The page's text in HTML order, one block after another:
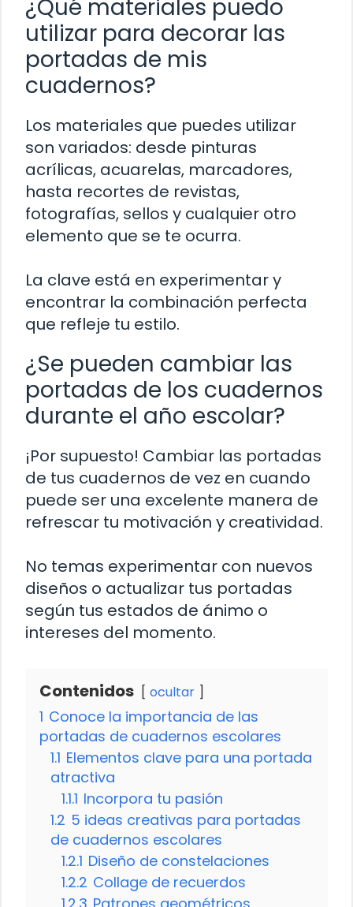
¿Qué materiales puedo
utilizar para decorar las
portadas de mis
cuadernos?
Los materiales que puedes utilizar
son variados: desde pinturas
acrílicas, acuarelas, marcadores,
hasta recortes de revistas,
fotografías, sellos y cualquier otro
elemento que se te ocurra.
La clave está en experimentar y
encontrar la combinación perfecta
que refleje tu estilo.
¿Se pueden cambiar las
portadas de los cuadernos
durante el año escolar?
¡Por supuesto! Cambiar las portadas
de tus cuadernos de vez en cuando
puede ser una excelente manera de
refrescar tu motivación y creatividad.
No temas experimentar con nuevos
diseños o actualizar tus portadas
según tus estados de ánimo o
intereses del momento.
Contenidos ocultar
1 Conoce la importancia de las
portadas de cuadernos escolares
1.1 Elementos clave para una portada
atractiva
1.1.1 Incorpora tu pasión
1.2 5 ideas creativas para portadas
de cuadernos escolares
1.2.1 Diseño de constelaciones
1.2.2 Collage de recuerdos